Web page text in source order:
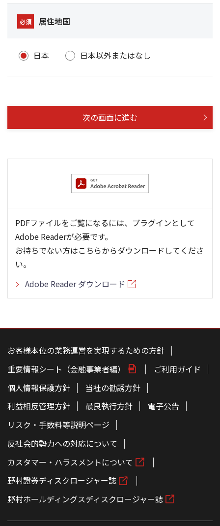
必須 居住地国
日本 日本以外またはなし
次の画面に進む
PDFファイルをご覧になるには、プラグインとして
Adobe Readerが必要です。
お持ちでない方はこちらからダウンロードしてくださ
い。
Adobe Reader ダウンロード
こ
お客様本位の業務運営を実現するための方針
重要情報シート（金融事業者編）
ご利用ガイド
個人情報保護方針
当社の勧誘方針
利益相反管理方針
最良執行方針
電子公告
リスク・手数料等説明ページ
反社会的勢力への対応について
カスタマー・ハラスメントについて
野村證券ディスクロージャー誌
野村ホールディングスディスクロージャー誌